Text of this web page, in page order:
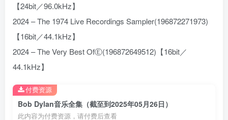
【24bit／96.0kHz】
2024 – The 1974 Live Recordings Sampler(196872271973)
【16bit／44.1kHz】
2024 – The Very Best OfⒺ(196872649512)【16bit／
44.1kHz】
Bob Dylan音乐全集（截至到2025年05月26日）
此内容为付费资源，请付费后查看
付费资源